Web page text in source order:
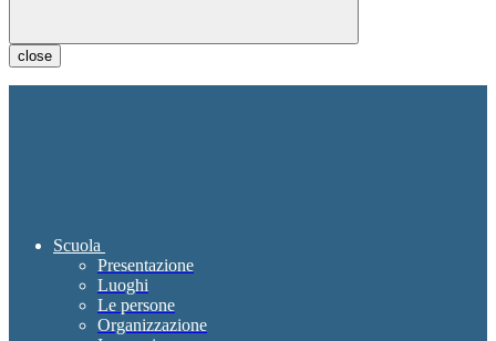
close
Scuola
Presentazione
Luoghi
Le persone
Organizzazione